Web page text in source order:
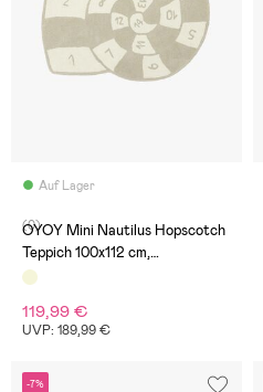
Auf Lager
(0)
OYOY Mini Nautilus Hopscotch
Teppich 100x112 cm,
Clay/Offwhite
119,99 €
UVP: 189,99 €
-7%